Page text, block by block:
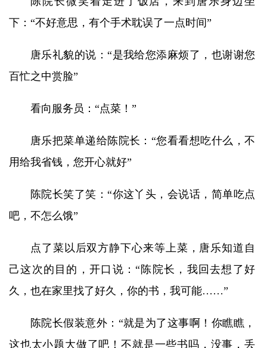
下：“不好意思，有个手术耽误了一点时间”
唐乐礼貌的说：“是我给您添麻烦了，也谢谢您
百忙之中赏脸”
看向服务员：“点菜！”
唐乐把菜单递给陈院长：“您看看想吃什么，不
用给我省钱，您开心就好”
陈院长笑了笑：“你这丫头，会说话，简单吃点
吧，不怎么饿”
点了菜以后双方静下心来等上菜，唐乐知道自
己这次的目的，开口说：“陈院长，我回去想了好
久，也在家里找了好久，你的书，我可能……”
陈院长假装意外：“就是为了这事啊！你瞧瞧，
这也太小题大做了吧！不就是一些书吗，没事，丢